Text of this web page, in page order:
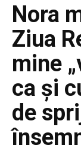
Nora
Ziua
mine
ca și
de